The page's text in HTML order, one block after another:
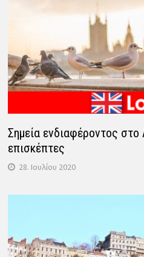
Σημεία ενδιαφέροντος στο
επισκέπτες
28. Ιουλίου 2020